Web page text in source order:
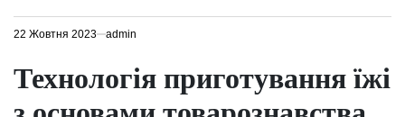
22 Жовтня 2023 admin
Технологія приготування їжі